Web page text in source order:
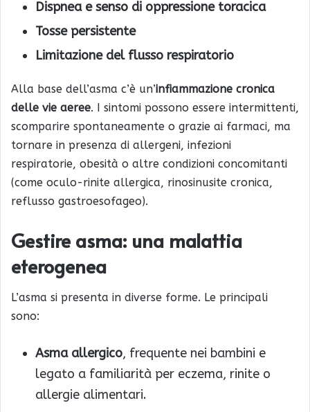
Dispnea e senso di oppressione toracica
Tosse persistente
Limitazione del flusso respiratorio
Alla base dell’asma c’è un’infiammazione cronica
delle vie aeree. I sintomi possono essere intermittenti,
scomparire spontaneamente o grazie ai farmaci, ma
tornare in presenza di allergeni, infezioni
respiratorie, obesità o altre condizioni concomitanti
(come oculo-rinite allergica, rinosinusite cronica,
reflusso gastroesofageo).
Gestire asma: una malattia
eterogenea
L’asma si presenta in diverse forme. Le principali
sono:
Asma allergico, frequente nei bambini e
legato a familiarità per eczema, rinite o
allergie alimentari.